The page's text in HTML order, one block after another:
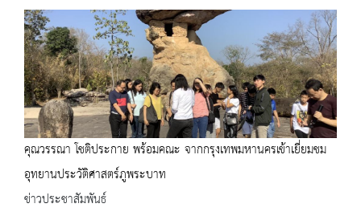
คุณวรรณา โชติประกาย พร้อมคณะ จากกรุงเทพมหานครเข้าเยี่ยมชม
อุทยานประวัติศาสตร์ภูพระบาท
ข่าวประชาสัมพันธ์